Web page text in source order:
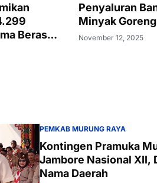
Beras
Penyaluran
Minyak Goreng
November 12, 2025
PEMKAB MURUNG RAYA
Kontingen Pramuka
Jambore Nasional XII,
Nama Daerah